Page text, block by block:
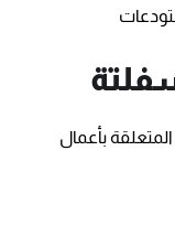
بأعمال